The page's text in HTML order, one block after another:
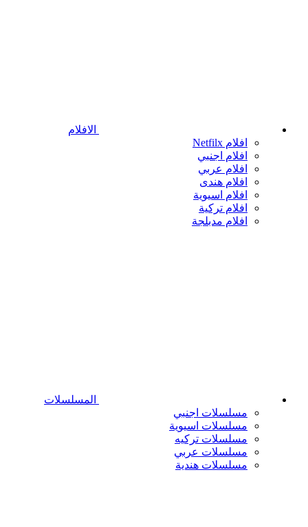
الافلام
افلام Netfilx
افلام اجنبي
افلام عربي
افلام هندى
افلام اسيوية
افلام تركية
افلام مدبلجة
المسلسلات
مسلسلات اجنبي
مسلسلات اسيوية
مسلسلات تركيه
مسلسلات عربي
مسلسلات هندية